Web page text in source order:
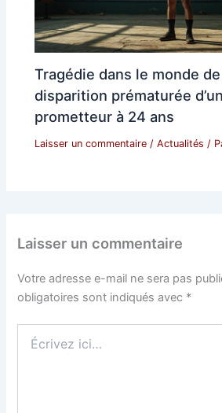
Tragédie dans le monde
disparition prématurée
prometteur à 24 ans
Laisser un commentaire /Actualités /
Laisser un commentaire
Votre adresse e-mail ne sera pas
obligatoires sont indiqués avec *
ici…